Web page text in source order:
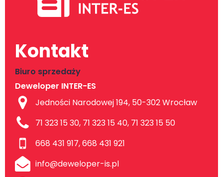
Kontakt
Biuro sprzedaży
Deweloper INTER-ES
Jedności Narodowej 194, 50-302 Wrocław
71 323 15 30, 71 323 15 40, 71 323 15 50
668 431 917, 668 431 921
info@deweloper-is.pl